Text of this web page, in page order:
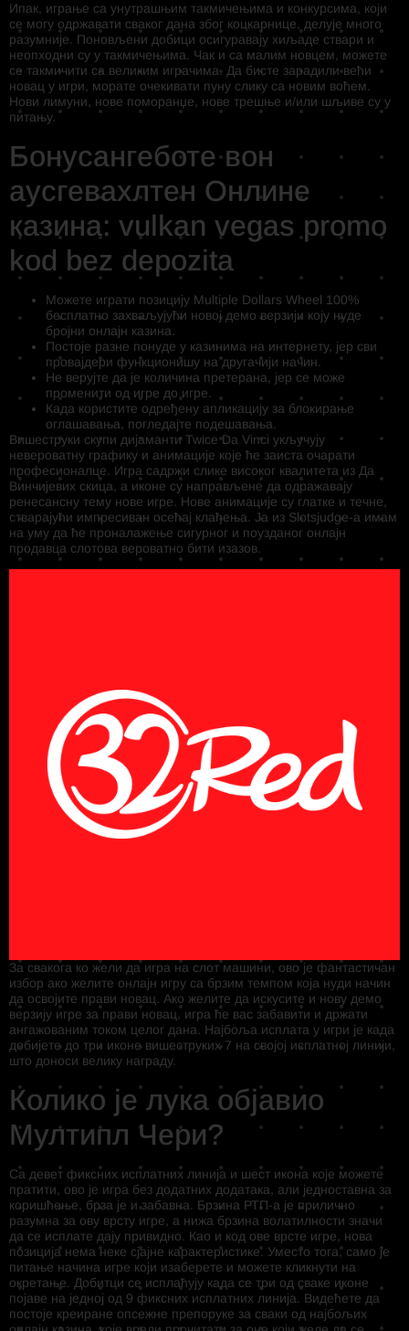
Ипак, играње са унутрашњим такмичењима и конкурсима, који
се могу одржавати сваког дана због коцкарнице, делује много
разумније. Поновљени добици осигуравају хиљаде ствари и
неопходни су у такмичењима. Чак и са малим новцем, можете
се такмичити са великим играчима. Да бисте зарадили већи
новац у игри, морате очекивати пуну слику са новим воћем.
Нови лимуни, нове поморанџе, нове трешње и/или шљиве су у
питању.
Бонусангеботе вон
аусгевахлтен Онлине
казина: vulkan vegas promo
kod bez depozita
Можете играти позицију Multiple Dollars Wheel 100%
бесплатно захваљујући новој демо верзији коју нуде
бројни онлајн казина.
Постоје разне понуде у казинима на интернету, јер сви
провајдери функционишу на другачији начин.
Не верујте да је количина претерана, јер се може
променити од игре до игре.
Када користите одређену апликацију за блокирање
оглашавања, погледајте подешавања.
Вишеструки скупи дијаманти Twice Da Vinci укључују
невероватну графику и анимације које ће заиста очарати
професионалце. Игра садржи слике високог квалитета из Да
Винчијевих скица, а иконе су направљене да одражавају
ренесансну тему нове игре. Нове анимације су глатке и течне,
стварајући импресиван осећај клађења. Ја из Slotsjudge-а имам
на уму да ће проналажење сигурног и поузданог онлајн
продавца слотова вероватно бити изазов.
За свакога ко жели да игра на слот машини, ово је фантастичан
избор ако желите онлајн игру са брзим темпом која нуди начин
да освојите прави новац. Ако желите да искусите и нову демо
верзију игре за прави новац, игра ће вас забавити и држати
ангажованим током целог дана. Најбоља исплата у игри је када
добијете до три иконе вишеструких 7 на својој исплатној линији,
што доноси велику награду.
Колико је лука објавио
Мултипл Чери?
Са девет фиксних исплатних линија и шест икона које можете
пратити, ово је игра без додатних додатака, али једноставна за
коришћење, брза је и забавна. Брзина РТП-а је прилично
разумна за ову врсту игре, а нижа брзина волатилности значи
да се исплате дају привидно. Као и код ове врсте игре, нова
позиција нема неке сјајне карактеристике. Уместо тога, само је
питање начина игре који изаберете и можете кликнути на
окретање. Добитци се исплаћују када се три од сваке иконе
појаве на једној од 9 фиксних исплатних линија. Видећете да
постоје креиране опсежне препоруке за сваки од најбољих